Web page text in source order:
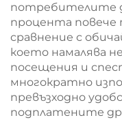
потребителите
процента
сравнение с
което намалява
посещения и
многократно
превъзходно
подплатените